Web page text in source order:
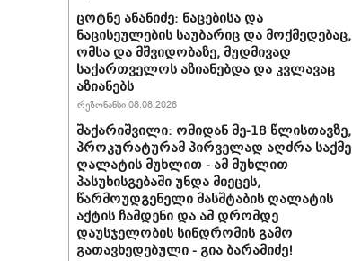
ცოტნე ანანიძე: ნაცებისა და
ნაცისეულების საუბარიც და მოქმედებაც,
ომსა და მშვიდობაზე, მუდმივად
საქართველოს აზიანებდა და კვლავაც
აზიანებს
რეზონანსი 08.08.2026
შაქარიშვილი: ომიდან მე-18 წლისთავზე,
პროკურატურამ პირველად აღძრა საქმე
ღალატის მუხლით - ამ მუხლით
პასუხისგებაში უნდა მიეცეს,
წარმოუდგენელი მასშტაბის ღალატის
აქტის ჩამდენი და ამ დრომდე
დაუსჯელობის სინდრომის გამო
გათავხედებული - გია ბარამიძე!